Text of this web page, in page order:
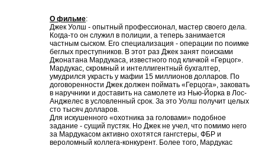
О фильме:
Джек Уолш - опытный профессионал, мастер своего дела.
Когда-то он служил в полиции, а теперь занимается
частным сыском. Его специализация - операции по поимке
беглых преступников. В этот раз Джек занят поисками
Джонатана Мардукаса, известного под кличкой «Герцог».
Мардукас, скромный и интеллигентный бухгалтер,
умудрился украсть у мафии 15 миллионов долларов. По
договоренности Джек должен поймать «Герцога», заковать
в наручники и доставить на самолете из Нью-Йорка в Лос-
Анджелес в условленный срок. За это Уолш получит целых
сто тысяч долларов.
Для искушенного «охотника за головами» подобное
задание - сущий пустяк. Но Джек не учел, что помимо него
за Мардукасом активно охотятся гангстеры, ФБР и
вероломный коллега-конкурент. Более того, Мардукас